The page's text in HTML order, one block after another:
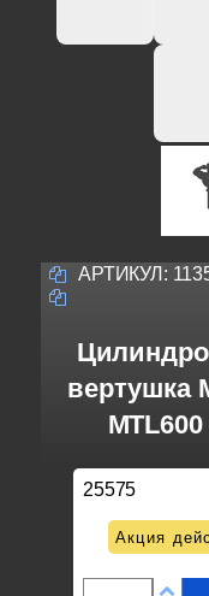
АРТИКУЛ:
вертушка
25575
Акция